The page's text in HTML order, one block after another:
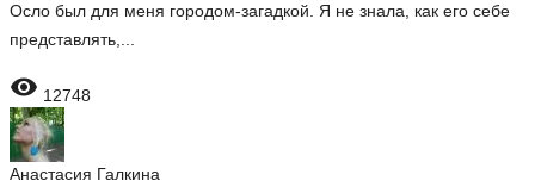
Осло был для меня городом-загадкой. Я не знала, как его себе
представлять,...
 12748
Анастасия Галкина